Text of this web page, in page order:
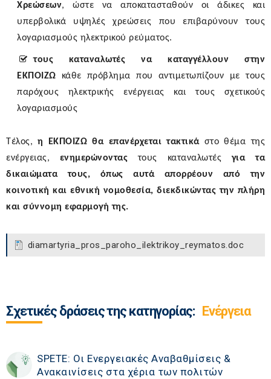
Χρεώσεων, ώστε να αποκατασταθούν οι άδικες και
υπερβολικά υψηλές χρεώσεις που επιβαρύνουν τους
λογαριασμούς ηλεκτρικού ρεύματος.
τους καταναλωτές να καταγγέλλουν στην
ΕΚΠΟΙΖΩ κάθε πρόβλημα που αντιμετωπίζουν με τους
παρόχους ηλεκτρικής ενέργειας και τους σχετικούς
λογαριασμούς
Τέλος,η ΕΚΠΟΙΖΩ θα επανέρχεται τακτικά στο θέμα της
ενέργειας, ενημερώνονταςτους καταναλωτές για τα
δικαιώματα τους, όπως αυτά απορρέουν από την
κοινοτική και εθνική νομοθεσία, διεκδικώντας την πλήρη
και σύννομη εφαρμογή της.
diamartyria_pros_paroho_ilektrikoy_reymatos.doc
Σχετικές δράσεις της κατηγορίας: Ενέργεια
SPETE: Οι Ενεργειακές Αναβαθμίσεις &
Ανακαινίσεις στα χέρια των πολιτών